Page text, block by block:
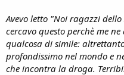
Avevo letto "Noi ragazzi
cercavo questo perchè me
qualcosa di simile:
profondissimo nel mondo e
che incontra la droga.